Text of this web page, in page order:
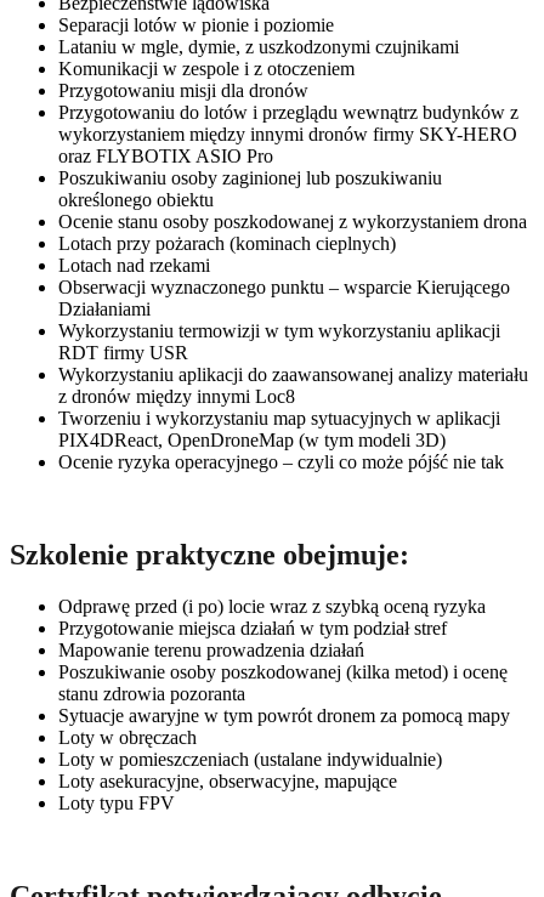
Separacji lotów w pionie i poziomie
Lataniu w mgle, dymie, z uszkodzonymi czujnikami
Komunikacji w zespole i z otoczeniem
Przygotowaniu misji dla dronów
Przygotowaniu do lotów i przeglądu wewnątrz budynków z
wykorzystaniem między innymi dronów firmy SKY-HERO
oraz FLYBOTIX ASIO Pro
Poszukiwaniu osoby zaginionej lub poszukiwaniu
określonego obiektu
Ocenie stanu osoby poszkodowanej z wykorzystaniem drona
Lotach przy pożarach (kominach cieplnych)
Lotach nad rzekami
Obserwacji wyznaczonego punktu – wsparcie Kierującego
Działaniami
Wykorzystaniu termowizji w tym wykorzystaniu aplikacji
RDT firmy USR
Wykorzystaniu aplikacji do zaawansowanej analizy materiału
z dronów między innymi Loc8
Tworzeniu i wykorzystaniu map sytuacyjnych w aplikacji
PIX4DReact, OpenDroneMap (w tym modeli 3D)
Ocenie ryzyka operacyjnego – czyli co może pójść nie tak
Szkolenie praktyczne obejmuje:
Odprawę przed (i po) locie wraz z szybką oceną ryzyka
Przygotowanie miejsca działań w tym podział stref
Mapowanie terenu prowadzenia działań
Poszukiwanie osoby poszkodowanej (kilka metod) i ocenę
stanu zdrowia pozoranta
Sytuacje awaryjne w tym powrót dronem za pomocą mapy
Loty w obręczach
Loty w pomieszczeniach (ustalane indywidualnie)
Loty asekuracyjne, obserwacyjne, mapujące
Loty typu FPV